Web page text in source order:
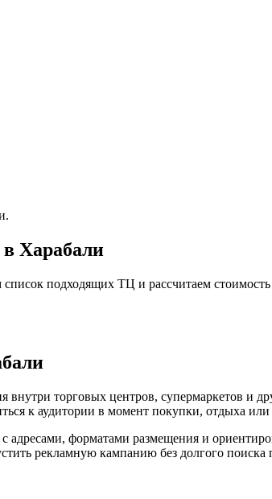
в Харабали
подходящих ТЦ и рассчитаем
торговых центров, супермаркетов и
к аудитории в момент покупки, отдыха или
с адресами, форматами размещения и
рекламную кампанию без долгого поиска